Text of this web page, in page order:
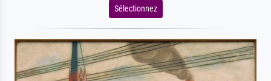
Sélectionnez